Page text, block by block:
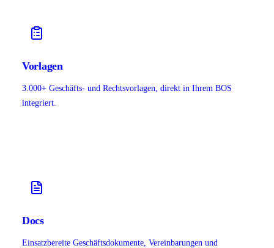
Vorlagen
3.000+ Geschäfts- und Rechtsvorlagen, direkt in Ihrem BOS
integriert.
Docs
Einsatzbereite Geschäftsdokumente, Vereinbarungen und